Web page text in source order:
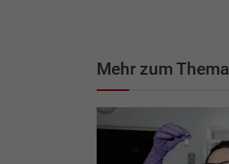
Mehr zum